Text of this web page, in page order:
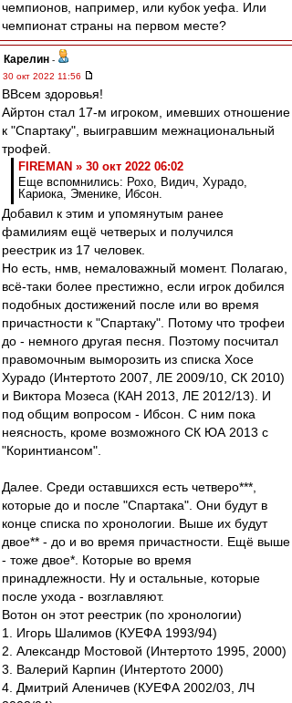
чемпионов, например, или кубок уефа. Или
чемпионат страны на первом месте?
Карелин -
30 окт 2022 11:56
ВВсем здоровья!
Айртон стал 17-м игроком, имевших отношение
к "Спартаку", выигравшим межнациональный
трофей.
FIREMAN » 30 окт 2022 06:02
Еще вспомнились: Рохо, Видич, Хурадо,
Кариока, Эменике, Ибсон.
Добавил к этим и упомянутым ранее
фамилиям ещё четверых и получился
реестрик из 17 человек.
Но есть, нмв, немаловажный момент. Полагаю,
всё-таки более престижно, если игрок добился
подобных достижений после или во время
причастности к "Спартаку". Потому что трофеи
до - немного другая песня. Поэтому посчитал
правомочным выморозить из списка Хосе
Хурадо (Интертото 2007, ЛЕ 2009/10, СК 2010)
и Виктора Мозеса (КАН 2013, ЛЕ 2012/13). И
под общим вопросом - Ибсон. С ним пока
неясность, кроме возможного СК ЮА 2013 с
"Коринтиансом".
Далее. Среди оставшихся есть четверо***,
которые до и после "Спартака". Они будут в
конце списка по хронологии. Выше их будут
двое** - до и во время причастности. Ещё выше
- тоже двое*. Которые во время
принадлежности. Ну и остальные, которые
после ухода - возглавляют.
Вотон он этот реестрик (по хронологии)
1. Игорь Шалимов (КУЕФА 1993/94)
2. Александр Мостовой (Интертото 1995, 2000)
3. Валерий Карпин (Интертото 2000)
4. Дмитрий Аленичев (КУЕФА 2002/03, ЛЧ